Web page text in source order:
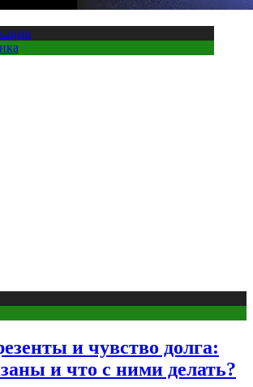
и чувство долга:
и что с ними делать?